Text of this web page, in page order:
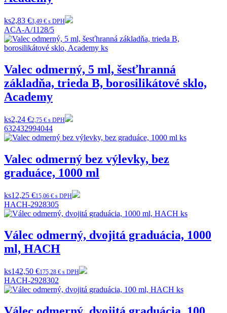
ks2,83 €3,49 € s DPH
ACA-A/1128/5
Valec odmerný, 5 ml, šesťhranná
základňa, trieda B, borosilikátové sklo,
Academy
ks2,24 €2,75 € s DPH
632432994044
Valec odmerný bez výlevky, bez
graduáce, 1000 ml
ks12,25 €15,06 € s DPH
HACH-2928305
Válec odmerný, dvojitá graduácia, 1000
ml, HACH
ks142,50 €175,28 € s DPH
HACH-2928302